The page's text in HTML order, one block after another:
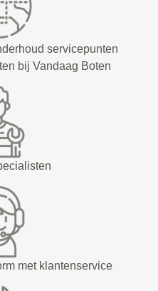
servicepunten
bij Vandaag Boten
met klantenservice